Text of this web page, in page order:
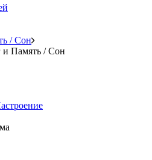
/ Сон
и Память / Сон